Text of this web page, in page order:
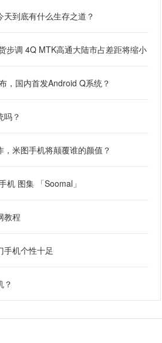
到底有什么生存之道？
步调 4Q MTK高通大陆市占差距将缩小
，国内首发Android Q系统？
吗？
米图手机将颠覆谁的颜值？
机 图集 「Soomal」
教程
手机个性十足
？